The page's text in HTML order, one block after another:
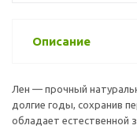
Описание
Лен — прочный
долгие годы, сохранив
обладает естественной